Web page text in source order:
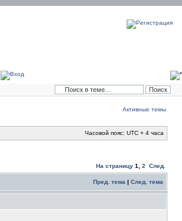
Активные темы
Часовой пояс: UTC + 4 часа
На страницу 1 2 След.
Пред. тема | След. тема